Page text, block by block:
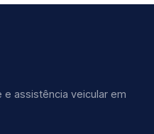
assistência veicular em